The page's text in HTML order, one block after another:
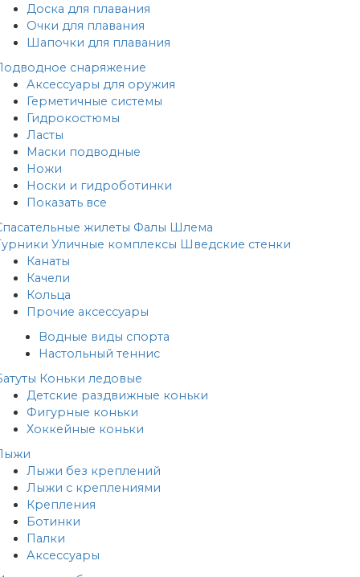
Доска для плавания
Очки для плавания
Шапочки для плавания
снаряжение
Аксессуары для оружия
Герметичные системы
Гидрокостюмы
Ласты
Маски подводные
Ножи
Носки и гидроботинки
Показать все
жилеты Фалы Шлема
Уличные комплексы Шведские стенки
Канаты
Качели
Кольца
Прочие аксессуары
Водные виды спорта
Настольный теннис
Коньки ледовые
Детские раздвижные коньки
Фигурные коньки
Хоккейные коньки
Лыжи без креплений
Лыжи с креплениями
Крепления
Ботинки
Палки
Аксессуары